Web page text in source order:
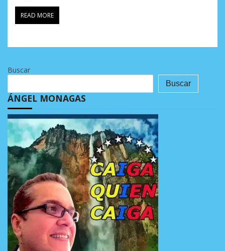
READ MORE
Buscar
Buscar
ÁNGEL MONAGAS